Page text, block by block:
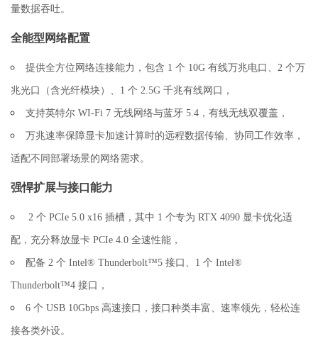
量数据吞吐。
全能型网络配置
提供全方位网络连接能力，包含 1 个 10G 有线万兆电口、2 个万
兆光口（含光纤模块）、1 个 2.5G 千兆有线网口，
支持英特尔 WI-Fi 7 无线网络与蓝牙 5.4，有线无线双覆盖，
万兆速率保障显卡加速计算时的远程数据传输、协同工作效率，
适配不同部署场景的网络需求。
强悍扩展与接口能力
2 个 PCIe 5.0 x16 插槽，其中 1 个专为 RTX 4090 显卡优化适
配，充分释放显卡 PCIe 4.0 全速性能，
配备 2 个 Intel® Thunderbolt™5 接口、1 个 Intel®
Thunderbolt™4 接口，
6 个 USB 10Gbps 高速接口，接口种类丰富、速率领先，轻松连
接各类外设。